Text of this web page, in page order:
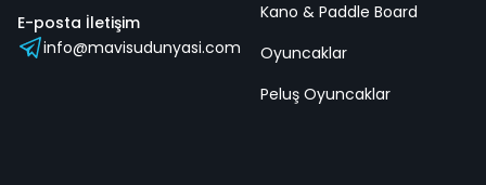
%50
4.598,00 TL
E-posta İletişim
info@mavisudunyasi.com
Kano & Paddle Board
Oyuncaklar
Peluş Oyuncaklar